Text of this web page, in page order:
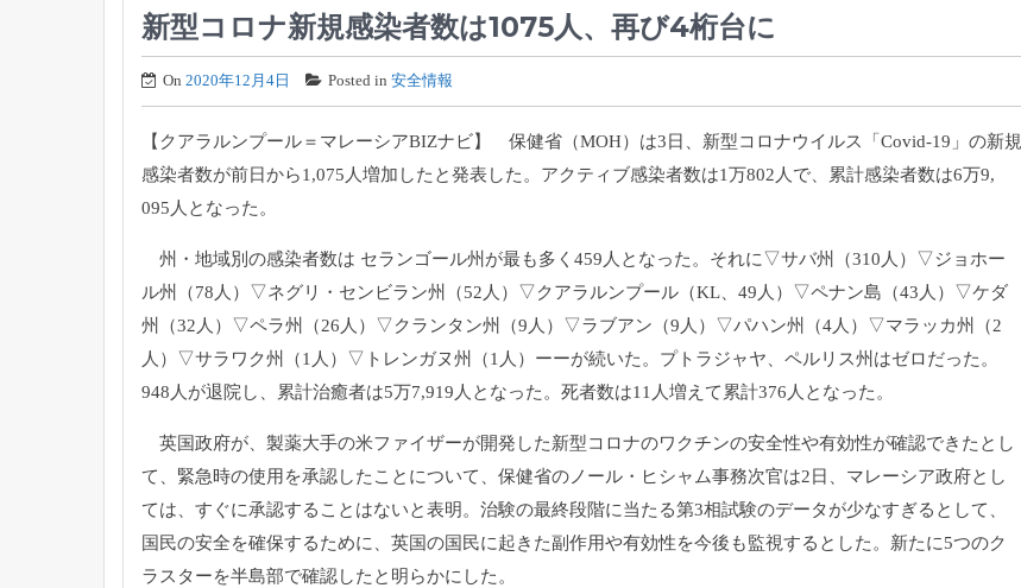
新型コロナ新規感染者数は1075人、再び4桁台に
On 2020年12月4日 Posted in 安全情報
【クアラルンプール＝マレーシアBIZナビ】 保健省（MOH）は3日、新型コロナウイルス「Covid-19」の新規
感染者数が前日から1,075人増加したと発表した。 アクティブ感染者数は1万802人で、累計感染者数は6万9,
095人となった。
州・地域別の感染者数は セランゴール州が最も多く459人となった。それに▽サバ州（310人）▽ジョホー
ル州（78人）▽ネグリ・センビラン州（52人）▽クアラルンプール（KL、49人）▽ペナン島（43人）▽ケダ
州（32人）▽ペラ州（26人）▽クランタン州（9人）▽ラブアン（9人）▽パハン州（4人）▽マラッカ州（2
人）▽サラワク州（1人）▽トレンガヌ州（1人） ーーが続いた。プトラジャヤ、ペルリス州はゼロだった。
948人が退院し、累計治癒者は5万7,919人となった。 死者数は11人増えて累計376人となった。
英国政府が、 製薬大手の米ファイザーが開発した新型コロナのワクチンの安全性や有効性が確認できたとし
て、 緊急時の使用を承認したことについて、保健省のノール・ ヒシャム事務次官は2日、マレーシア政府とし
ては、 すぐに承認することはないと表明。 治験の最終段階に当たる第3相試験のデータが少なすぎるとして、
国民の安全を確保するために、 英国の国民に起きた副作用や有効性を今後も監視するとした。 新たに5つのク
ラスターを半島部で確認したと明らかにした。